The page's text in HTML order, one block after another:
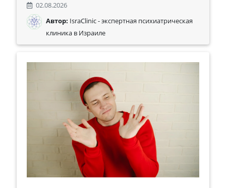
02.08.2026
Автор: IsraClinic - экспертная психиатрическая
клиника в Израиле